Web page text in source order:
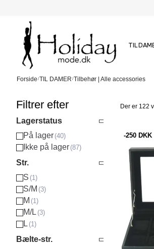
TIL
Forside TIL DAMER Tilbehør | Alle accessories
Filtrer efter
Lagerstatus
På lager
Ikke på lager
Str.
S
S/M
M
M/L
L
Bælte-str.
Der er 122
-250 DKK